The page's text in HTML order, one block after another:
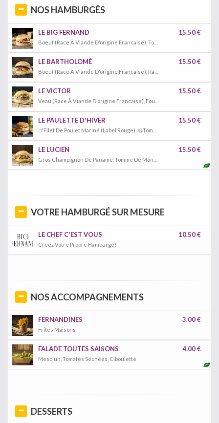
NOS HAMBURGÉS
LE BIG FERNAND 15.50 €
LE BARTHOLOMÉ 15.50 €
LE VICTOR 15.50 €
LE PAULETTE D'HIVER 15.50 €
LE LUCIEN 15.50 €
VOTRE HAMBURGÉ SUR MESURE
LE CHEF C'EST VOUS
Créez Votre Propre Hamburgé!
10.50 €
NOS ACCOMPAGNEMENTS
FERNANDINES
Frites Maisons
3.00 €
FALADE TOUTES SAISONS
Mesclun, Tomates Séchées, Ciboulette
4.00 €
DESSERTS